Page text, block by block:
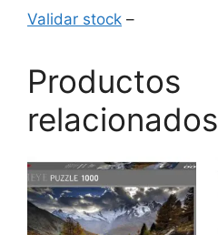
Validar stock –
Productos
relacionados